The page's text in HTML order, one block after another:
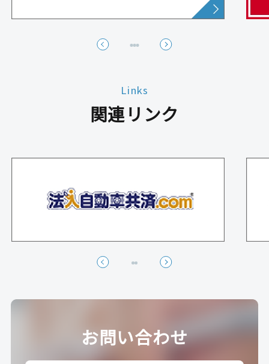
Links
関連リンク
お問い合わせ